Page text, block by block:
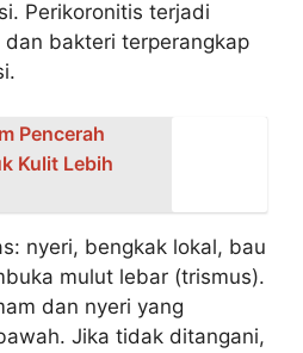
Perikoronitis terjadi
bakteri terperangkap
Pencerah
Kulit Lebih
nyeri, bengkak lokal, bau
mulut lebar (trismus).
dan nyeri yang
Jika tidak ditangani,